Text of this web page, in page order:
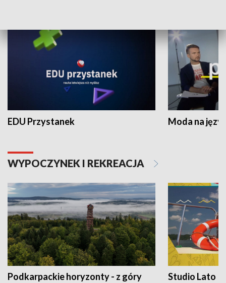
EDU Przystanek Moda na
WYPOCZYNEK I REKREACJA
Podkarpackie horyzonty - z góry
Studio Lato